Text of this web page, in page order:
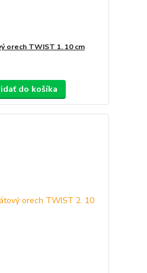
orech TWIST 1. 10 cm
do košíka